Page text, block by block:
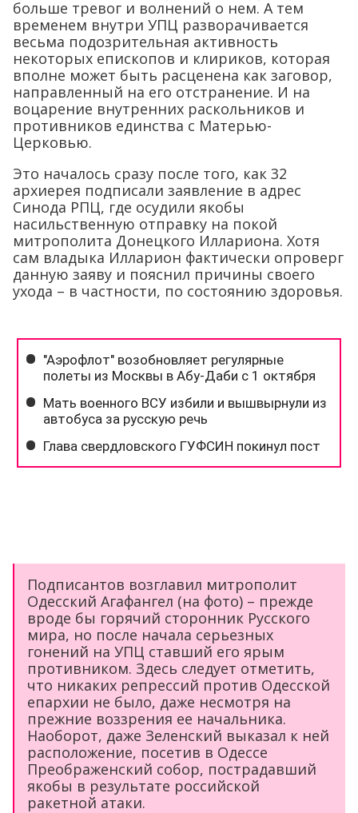
больше тревог и волнений о нем. А тем
временем внутри УПЦ разворачивается
весьма подозрительная активность
некоторых епископов и клириков, которая
вполне может быть расценена как заговор,
направленный на его отстранение. И на
воцарение внутренних раскольников и
противников единства с Матерью-
Церковью.
Это началось сразу после того, как 32
архиерея подписали заявление в адрес
Синода РПЦ, где осудили якобы
насильственную отправку на покой
митрополита Донецкого Иллариона. Хотя
сам владыка Илларион фактически опроверг
данную заяву и пояснил причины своего
ухода – в частности, по состоянию здоровья.
Подписантов возглавил митрополит
Одесский Агафангел (на фото) – прежде
вроде бы горячий сторонник Русского
мира, но после начала серьезных
гонений на УПЦ ставший его ярым
противником. Здесь следует отметить,
что никаких репрессий против Одесской
епархии не было, даже несмотря на
прежние воззрения ее начальника.
Наоборот, даже Зеленский выказал к ней
расположение, посетив в Одессе
Преображенский собор, пострадавший
якобы в результате российской
ракетной атаки.